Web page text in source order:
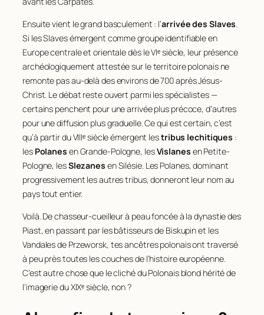
Ensuite vient le grand basculement : l’arrivée des Slaves.
Si les Slaves émergent comme groupe identifiable en
Europe centrale et orientale dès le VIᵉ siècle, leur présence
archéologiquement attestée sur le territoire polonais ne
remonte pas au-delà des environs de 700 après Jésus-
Christ. Le débat reste ouvert parmi les spécialistes —
certains penchent pour une arrivée plus précoce, d’autres
pour une diffusion plus graduelle. Ce qui est certain, c’est
qu’à partir du VIIIᵉ siècle émergent lestribus lechitiques :
les Polanes en Grande-Pologne, lesVislanes en Petite-
Pologne, lesSlezanes en Silésie. Les Polanes, dominant
progressivement les autres tribus, donneront leur nom au
pays tout entier.
Voilà. De chasseur-cueilleur à peau foncée à la dynastie des
Piast, en passant par les bâtisseurs de Biskupin et les
Vandales de Przeworsk, tes ancêtres polonais ont traversé
à peu près toutes les couches de l’histoire européenne.
C’est autre chose que le cliché du Polonais blond hérité de
l’imagerie du XIXᵉ siècle, non ?